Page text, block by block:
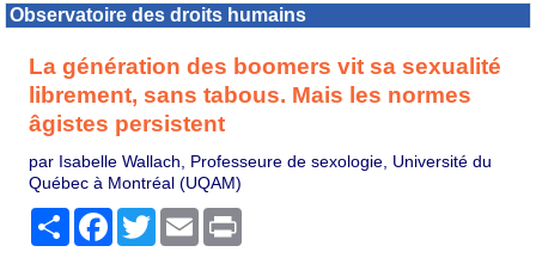
Observatoire des droits humains
La génération des boomers vit sa sexualité
librement, sans tabous. Mais les normes
âgistes persistent
par Isabelle Wallach, Professeure de sexologie, Université du
Québec à Montréal (UQAM)
PartagerFacebook
TwitterEmail